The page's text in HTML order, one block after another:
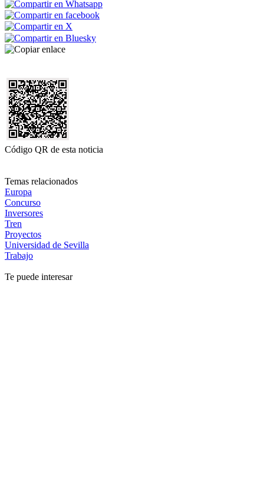
Código QR de esta noticia
Temas relacionados
Europa
Concurso
Inversores
Tren
Proyectos
Universidad de Sevilla
Trabajo
Te puede interesar